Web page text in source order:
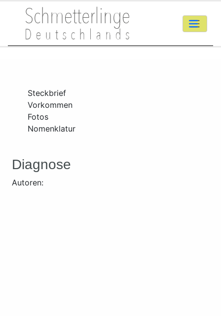
Steckbrief
Vorkommen
Fotos
Nomenklatur
Diagnose
Autoren: